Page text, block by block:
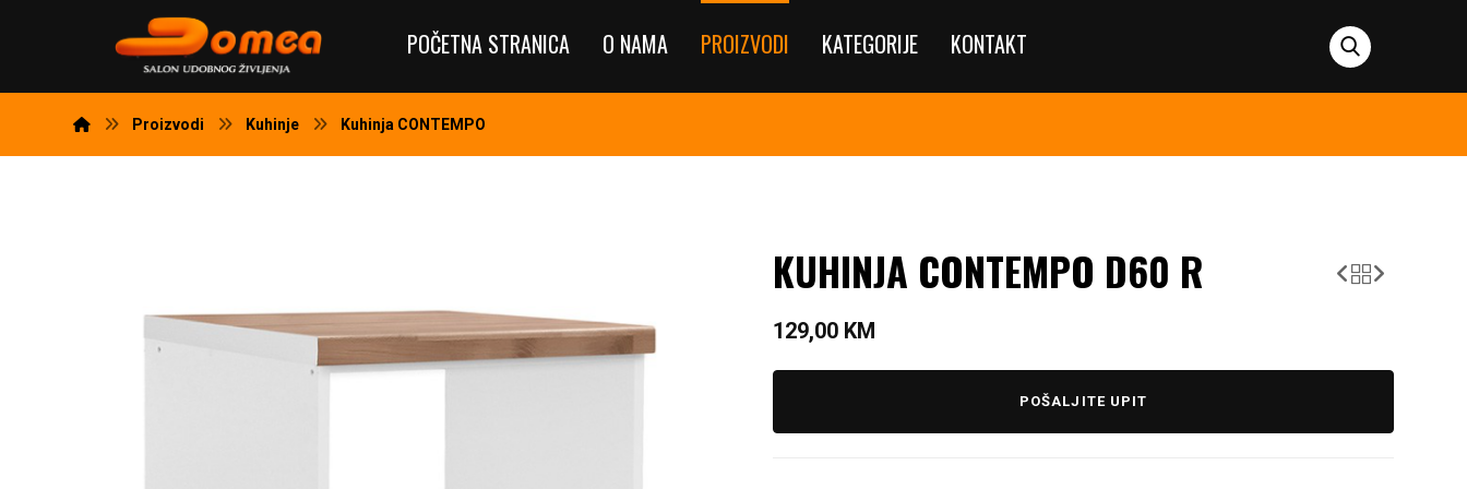
POČETNA STRANICA O NAMA PROIZVODI KATEGORIJE KONTAKT
Proizvodi Kuhinje Kuhinja CONTEMPO
KUHINJA CONTEMPO D60 R
129,00 KM
POŠALJITE UPIT